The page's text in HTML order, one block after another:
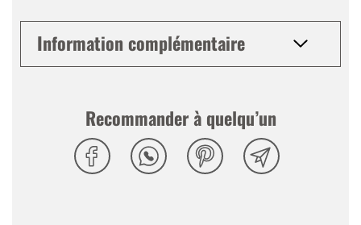
Information complémentaire
Recommander à quelqu’un